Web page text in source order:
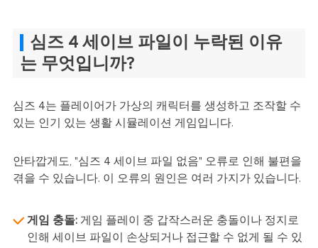
심즈 4 세이브 파일이 누락된 이유
는 무엇입니까?
심즈 4는 플레이어가 가상의 캐릭터를 생성하고 조작할 수
있는 인기 있는 생활 시뮬레이션 게임입니다.
안타깝게도, "심즈 4 세이브 파일 없음" 오류로 인해 불편을
겪을 수 있습니다. 이 오류의 원인은 여러 가지가 있습니다.
게임 충돌:게임 플레이 중 갑작스러운 충돌이나 정지로
인해 세이브 파일이 손상되거나 접근할 수 없게 될 수 있